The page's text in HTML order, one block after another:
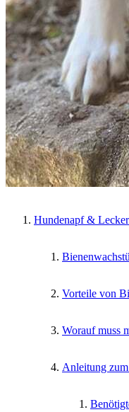
Hundenapf &
Vorteile von
Worauf muss
Anleitung